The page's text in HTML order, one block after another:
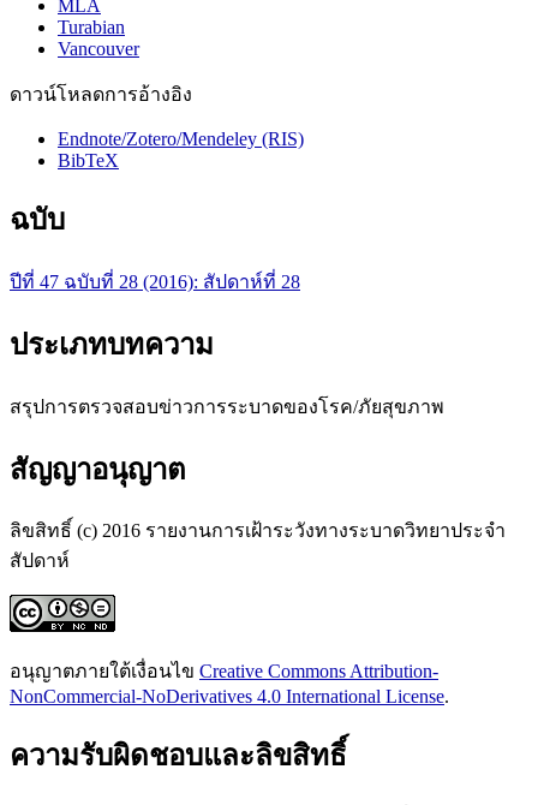
MLA
Turabian
Vancouver
ดาวน์โหลดการอ้างอิง
Endnote/Zotero/Mendeley (RIS)
BibTeX
ฉบับ
ปีที่ 47 ฉบับที่ 28 (2016): สัปดาห์ที่ 28
ประเภทบทความ
สรุปการตรวจสอบข่าวการระบาดของโรค/ภัยสุขภาพ
สัญญาอนุญาต
ลิขสิทธิ์ (c) 2016 รายงานการเฝ้าระวังทางระบาดวิทยาประจำ
สัปดาห์
อนุญาตภายใต้เงื่อนไข Creative Commons Attribution-
NonCommercial-NoDerivatives 4.0 International License.
ความรับผิดชอบและลิขสิทธิ์